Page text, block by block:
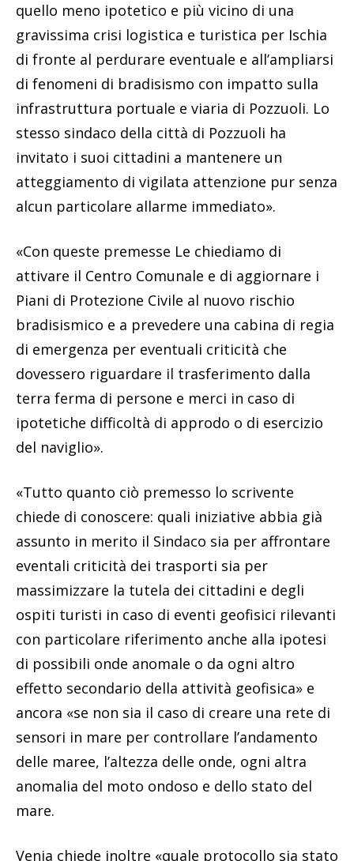
quello meno ipotetico e più vicino di una
gravissima crisi logistica e turistica per Ischia
di fronte al perdurare eventuale e all’ampliarsi
di fenomeni di bradisismo con impatto sulla
infrastruttura portuale e viaria di Pozzuoli. Lo
stesso sindaco della città di Pozzuoli ha
invitato i suoi cittadini a mantenere un
atteggiamento di vigilata attenzione pur senza
alcun particolare allarme immediato».
«Con queste premesse Le chiediamo di
attivare il Centro Comunale e di aggiornare i
Piani di Protezione Civile al nuovo rischio
bradisismico e a prevedere una cabina di regia
di emergenza per eventuali criticità che
dovessero riguardare il trasferimento dalla
terra ferma di persone e merci in caso di
ipotetiche difficoltà di approdo o di esercizio
del naviglio».
«Tutto quanto ciò premesso lo scrivente
chiede di conoscere: quali iniziative abbia già
assunto in merito il Sindaco sia per affrontare
eventali criticità dei trasporti sia per
massimizzare la tutela dei cittadini e degli
ospiti turisti in caso di eventi geofisici rilevanti
con particolare riferimento anche alla ipotesi
di possibili onde anomale o da ogni altro
effetto secondario della attività geofisica» e
ancora «se non sia il caso di creare una rete di
sensori in mare per controllare l’andamento
delle maree, l’altezza delle onde, ogni altra
anomalia del moto ondoso e dello stato del
mare.
Venia chiede inoltre «quale protocollo sia stato